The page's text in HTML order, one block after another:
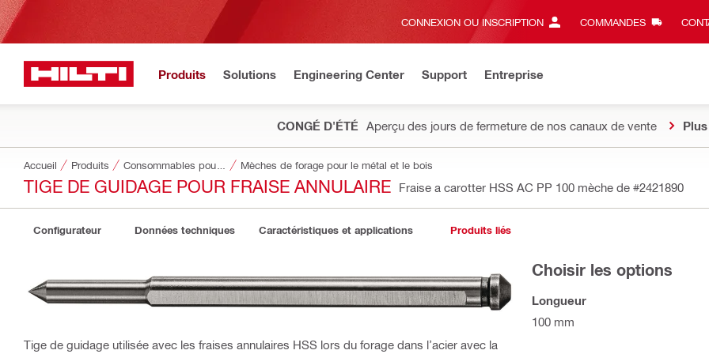
CONNEXION OU INSCRIPTION COMMANDES
Produits Solutions Engineering Center Support Entreprise
CONGÉ D'ÉTÉ Aperçu des jours de fermeture de nos canaux de vente
Accueil Produits Mèches de forage pour le métal et le bois
TIGE DE GUIDAGE POUR FRAISE ANNULAIRE Fraise a carotter HSS AC PP 100 mèche de #2421890
Configurateur Données techniques Caractéristiques et applications Produits liés
Tige de guidage utilisée avec les fraises annulaires HSS lors du forage dans l’acier avec la
Choisir les options
Longueur
100 mm